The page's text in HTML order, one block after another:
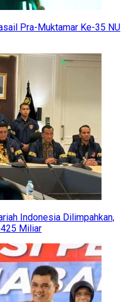
Pra-Muktamar Ke-35 NU
Indonesia Dilimpahkan,
Miliar